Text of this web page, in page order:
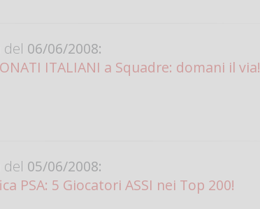
del 06/06/2008:
ITALIANI a Squadre: domani il via!
del 05/06/2008:
PSA: 5 Giocatori ASSI nei Top 200!